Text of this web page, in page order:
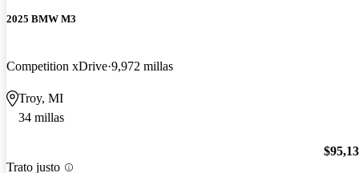
2025 BMW M3
Competition xDrive 9,972 millas
Troy, MI
34 millas
Trato justo